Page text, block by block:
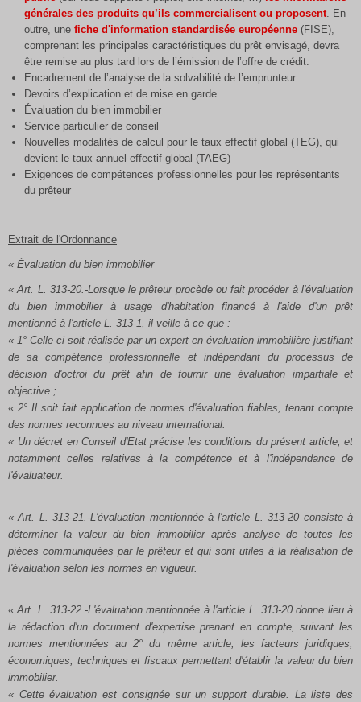
générales des produits qu’ils commercialisent ou proposent. En
outre, une fiche d'information standardisée européenne (FISE),
comprenant les principales caractéristiques du prêt envisagé, devra
être remise au plus tard lors de l’émission de l’offre de crédit.
Encadrement de l’analyse de la solvabilité de l’emprunteur
Devoirs d’explication et de mise en garde
Évaluation du bien immobilier
Service particulier de conseil
Nouvelles modalités de calcul pour le taux effectif global (TEG), qui
devient le taux annuel effectif global (TAEG)
Exigences de compétences professionnelles pour les représentants
du prêteur
Extrait de l'Ordonnance
« Évaluation du bien immobilier
« Art. L. 313-20.-Lorsque le prêteur procède ou fait procéder à l'évaluation
du bien immobilier à usage d'habitation financé à l'aide d'un prêt
mentionné à l'article L. 313-1, il veille à ce que :
« 1° Celle-ci soit réalisée par un expert en évaluation immobilière justifiant
de sa compétence professionnelle et indépendant du processus de
décision d'octroi du prêt afin de fournir une évaluation impartiale et
objective ;
« 2° Il soit fait application de normes d'évaluation fiables, tenant compte
des normes reconnues au niveau international.
« Un décret en Conseil d'Etat précise les conditions du présent article, et
notamment celles relatives à la compétence et à l'indépendance de
l'évaluateur.
« Art. L. 313-21.-L'évaluation mentionnée à l'article L. 313-20 consiste à
déterminer la valeur du bien immobilier après analyse de toutes les
pièces communiquées par le prêteur et qui sont utiles à la réalisation de
l'évaluation selon les normes en vigueur.
« Art. L. 313-22.-L'évaluation mentionnée à l'article L. 313-20 donne lieu à
la rédaction d'un document d'expertise prenant en compte, suivant les
normes mentionnées au 2° du même article, les facteurs juridiques,
économiques, techniques et fiscaux permettant d'établir la valeur du bien
immobilier.
« Cette évaluation est consignée sur un support durable. La liste des